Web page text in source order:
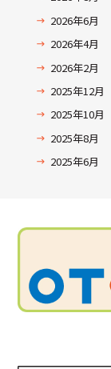
2026年6月
2026年4月
2026年2月
2025年12月
2025年10月
2025年8月
2025年6月